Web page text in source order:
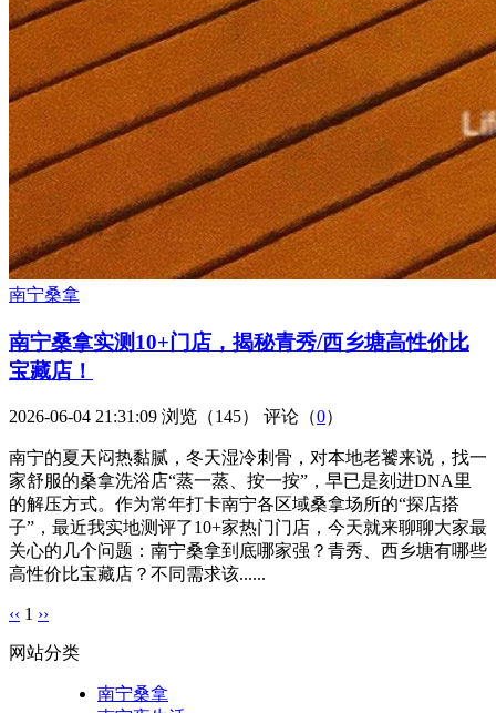
南宁桑拿
南宁桑拿实测10+门店，揭秘青秀/西乡塘高性价比
宝藏店！
2026-06-04 21:31:09 浏览（145） 评论（0）
南宁的夏天闷热黏腻，冬天湿冷刺骨，对本地老饕来说，找一
家舒服的桑拿洗浴店“蒸一蒸、按一按”，早已是刻进DNA里
的解压方式。作为常年打卡南宁各区域桑拿场所的“探店搭
子”，最近我实地测评了10+家热门门店，今天就来聊聊大家最
关心的几个问题：南宁桑拿到底哪家强？青秀、西乡塘有哪些
高性价比宝藏店？不同需求该......
‹‹ 1 ››
网站分类
南宁桑拿